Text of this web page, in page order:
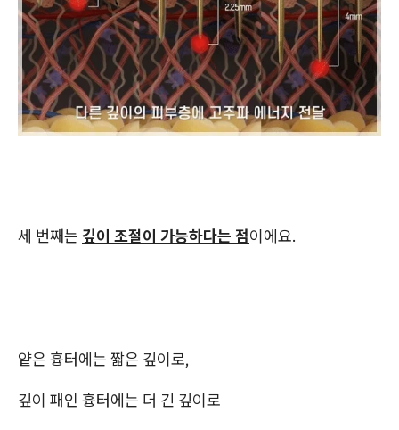
세 번째는 깊이 조절이 가능하다는 점이에요.
얕은 흉터에는 짧은 깊이로,
깊이 패인 흉터에는 더 긴 깊이로